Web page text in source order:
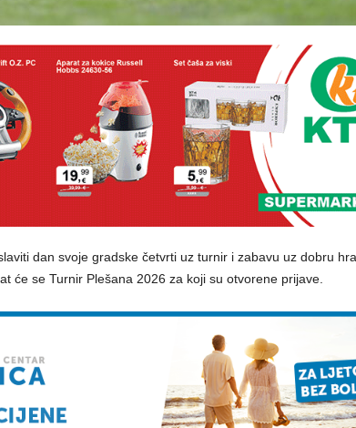
dan svoje gradske četvrti uz turnir i zabavu uz dobru
će se Turnir Plešana 2026 za koji su otvorene prijave.